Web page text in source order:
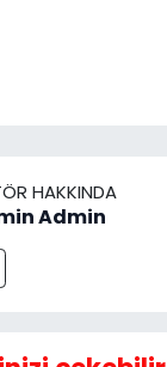
HAKKINDA
Admin